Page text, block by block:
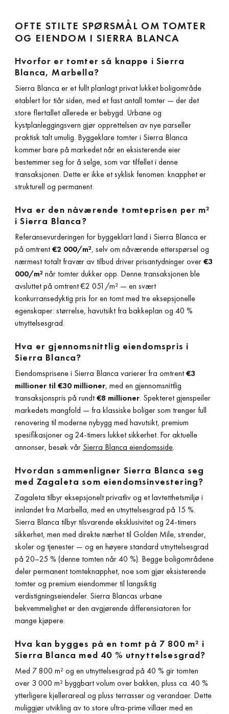
OFTE STILTE SPØRSMÅL OM TOMTER
OG EIENDOM I SIERRA BLANCA
Hvorfor er tomter så knappe i Sierra
Blanca, Marbella?
Sierra Blanca er et fullt planlagt privat lukket boligområde
etablert for tiår siden, med et fast antall tomter — der det
store flertallet allerede er bebygd. Urbane og
kystplanleggingsvern gjør opprettelsen av nye parseller
praktisk talt umulig. Byggeklare tomter i Sierra Blanca
kommer bare på markedet når en eksisterende eier
bestemmer seg for å selge, som var tilfellet i denne
transaksjonen. Dette er ikke et syklisk fenomen: knapphet er
strukturell og permanent.
Hva er den nåværende tomteprisen per m²
i Sierra Blanca?
Referansevurderingen for byggeklart land i Sierra Blanca er
på omtrent€2 000/m², selv om nåværende etterspørsel og
nærmest totalt fravær av tilbud driver prisantydninger over€3
000/m² når tomter dukker opp. Denne transaksjonen ble
avsluttet på omtrent €2 051/m² — en svært
konkurransedyktig pris for en tomt med tre eksepsjonelle
egenskaper: størrelse, havutsikt fra bakkeplan og 40 %
utnyttelsesgrad.
Hva er gjennomsnittlig eiendomspris i
Sierra Blanca?
Eiendomsprisene i Sierra Blanca varierer fra omtrent€3
millioner til €30 millioner, med en gjennomsnittlig
transaksjonspris på rundt€8 millioner. Spekteret gjenspeiler
markedets mangfold — fra klassiske boliger som trenger full
renovering til moderne nybygg med havutsikt, premium
spesifikasjoner og 24-timers lukket sikkerhet. For aktuelle
annonser, besøk vår Sierra Blanca eiendomsside.
Hvordan sammenligner Sierra Blanca seg
med Zagaleta som eiendomsinvestering?
Zagaleta tilbyr eksepsjonelt privatliv og et lavtetthetsmiljø i
innlandet fra Marbella, med en utnyttelsesgrad på 15 %.
Sierra Blanca tilbyr tilsvarende eksklusivitet og 24-timers
sikkerhet, men med direkte nærhet til Golden Mile, strender,
skoler og tjenester — og en høyere standard utnyttelsesgrad
på 20–25 % (denne tomten når 40 %). Begge boligområdene
deler permanent tomteknapphet, noe som gjør eksisterende
tomter og premium eiendommer til langsiktig
verdistigningseiendeler. Sierra Blancas urbane
bekvemmelighet er den avgjørende differensiatoren for
mange kjøpere.
Hva kan bygges på en tomt på 7 800 m² i
Sierra Blanca med 40 % utnyttelsesgrad?
Med 7 800 m² og en utnyttelsesgrad på 40 % gir tomten
over 3 000 m² byggbart volum over bakken, pluss ca. 40 %
ytterligere kjellerareal og pluss terrasser og verandaer. Dette
muliggjør utvikling av to store ultra-prime villaer med en